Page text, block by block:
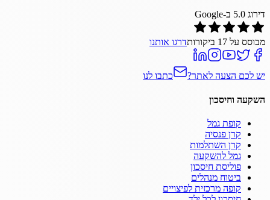
דירוג 5.0 ב-Google
מבוסס על 17 ביקורותדרגו אותנו
יש לכם הצעה לאתר? כתבו לנו
השקעה וחיסכון
קופת גמל
קרן פנסיה
קרן השתלמות
גמל להשקעה
פוליסת חיסכון
ביטוח מנהלים
קופה מרכזית לפיצויים